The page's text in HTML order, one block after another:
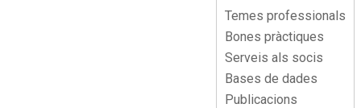
Menu
lateral
Temes professionals
Bones pràctiques
Serveis als socis
Bases de dades
Publicacions